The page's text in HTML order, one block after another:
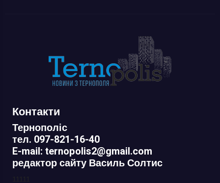
Контакти
Тернополіс
тел. 097-821-16-40
E-mail: ternopolis2@gmail.com
редактор сайту Василь Солтис